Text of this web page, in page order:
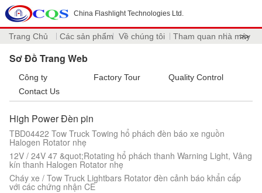
China Flashlight Technologies Ltd.
Trang Chủ Các sản phẩm Về chúng tôi Tham quan nhà máy
>>
Sơ Đồ Trang Web
Công ty Factory Tour
Quality Control
Contact Us
High Power Đèn pin
TBD04422 Tow Truck Towing hổ phách đèn báo xe nguồn
Halogen Rotator nhẹ
12V / 24V 47 &quot;Rotating hổ phách thanh Warning Light, Vâng
kín thanh Halogen Rotator nhẹ
Cháy xe / Tow Truck Lightbars Rotator đèn cảnh báo khẩn cấp
với các chứng nhận CE